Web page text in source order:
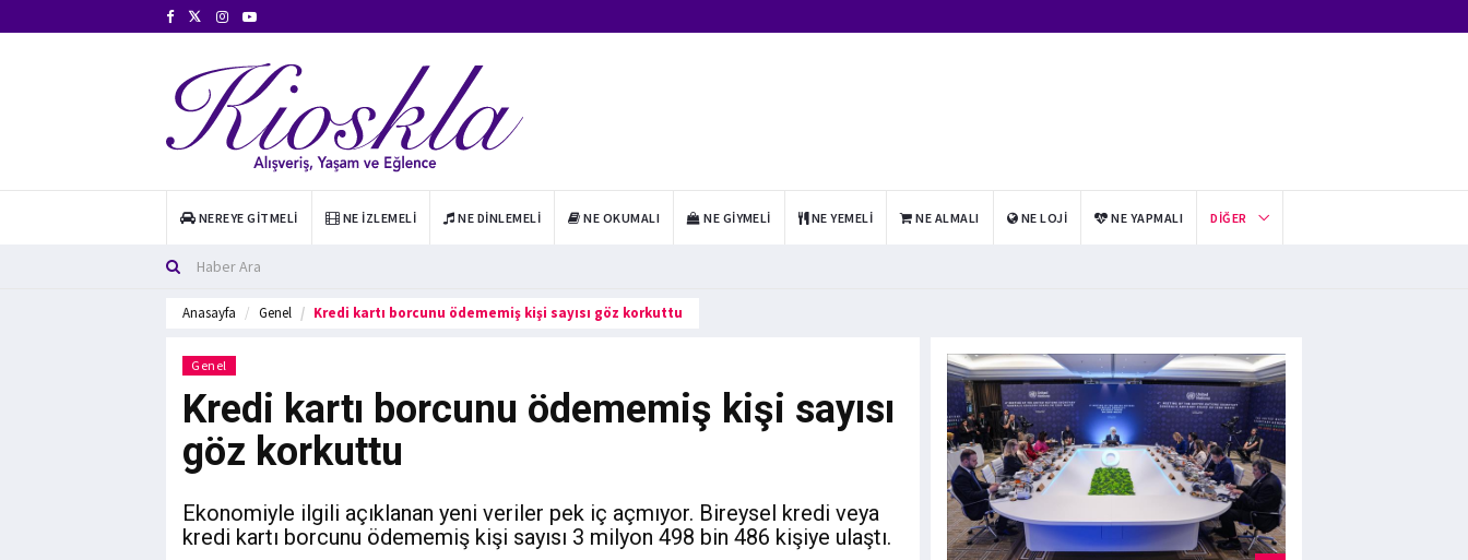
NEREYE GITMELI NE İZLEMELI NE DINLEMELI NE OKUMALI NE GIYMELI NE YEMELI NE ALMALI NE LOJI NE YAPMALI DIĞER
Anasayfa Genel Kredi kartı borcunu ödememiş kişi sayısı göz korkuttu
Genel
Kredi kartı borcunu ödememiş kişi sayısı
göz korkuttu
Ekonomiyle ilgili açıklanan yeni veriler pek iç açmıyor. Bireysel kredi veya
kredi kartı borcunu ödememiş kişi sayısı 3 milyon 498 bin 486 kişiye ulaştı.